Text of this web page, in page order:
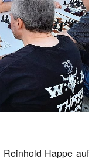
Reinhold Happe auf